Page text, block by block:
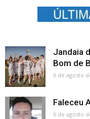
Jandaia
Bom de
6 de agosto
Faleceu
6 de agosto